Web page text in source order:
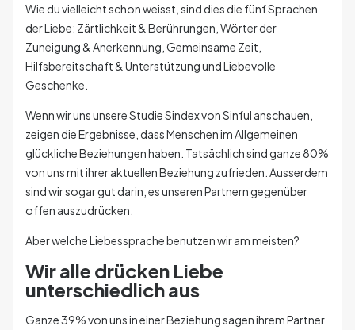
Wie du vielleicht schon weisst, sind dies die fünf Sprachen
der Liebe: Zärtlichkeit & Berührungen, Wörter der
Zuneigung & Anerkennung, Gemeinsame Zeit,
Hilfsbereitschaft & Unterstützung und Liebevolle
Geschenke.
Wenn wir uns unsere StudieSindex von Sinful anschauen,
zeigen die Ergebnisse, dass Menschen im Allgemeinen
glückliche Beziehungen haben. Tatsächlich sind ganze 80%
von uns mit ihrer aktuellen Beziehung zufrieden. Ausserdem
sind wir sogar gut darin, es unseren Partnern gegenüber
offen auszudrücken.
Aber welche Liebessprache benutzen wir am meisten?
Wir alle drücken Liebe
unterschiedlich aus
Ganze 39% von uns in einer Beziehung sagen ihrem Partner